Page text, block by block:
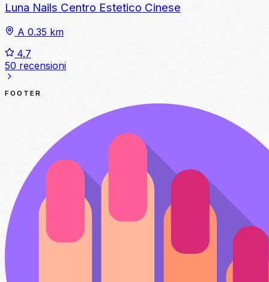
Luna Nails Centro Estetico Cinese
A 0.35 km
4.7
50 recensioni
FOOTER